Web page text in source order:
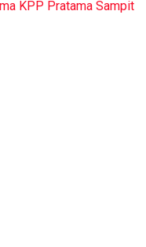
KPP Pratama Sampit